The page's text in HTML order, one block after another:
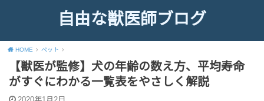
自由な獣医師ブログ
HOME ペット
【獣医が監修】犬の年齢の数え方、平均寿命
がすぐにわかる一覧表をやさしく解説